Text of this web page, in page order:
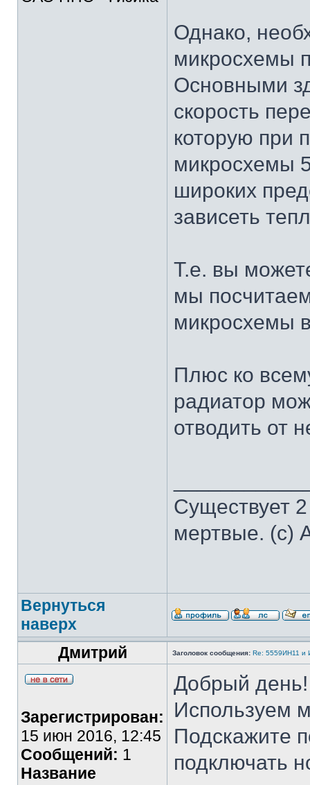
Однако,
микросхемы
Основными
скорость
которую при
микросхемы
широких
зависеть
Т.е. вы
мы
микросхемы
Плюс ко
радиатор
отводить от
Существует
мертвые. (с)
Вернуться
наверх
Дмитрий
Заголовок сообщения: Re: 5559ИН11 и
Зарегистрирован:
15 июн 2016, 12:45
Сообщений: 1
Название
Добрый день!
Используем
Подскажите
подключать